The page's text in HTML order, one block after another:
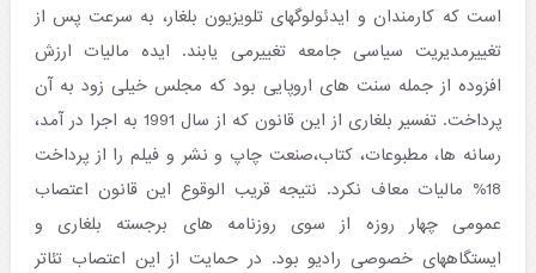
است که کارمندان و ایدئولوگهای تلویزیون بلغار، به سرعت پس از
تغییرمدیریت سیاسی جامعه تغییرمی یابند. ایده مالیات ارزش
افزوده از جمله سنت های اروپایی بود که مجلس خیلی زود به آن
پرداخت. تفسیر بلغاری از این قانون که از سال 1991 به اجرا در آمد،
رسانه ها، مطبوعات، کتاب،صنعت چاپ و نشر و فیلم را از پرداخت
18% مالیات معاف نکرد. نتیجه قریب الوقوع این قانون اعتصاب
عمومی چهار روزه از سوی روزنامه های برجسته بلغاری و
ایستگاههای خصوصی رادیو بود. در حمایت از این اعتصاب تئاتر